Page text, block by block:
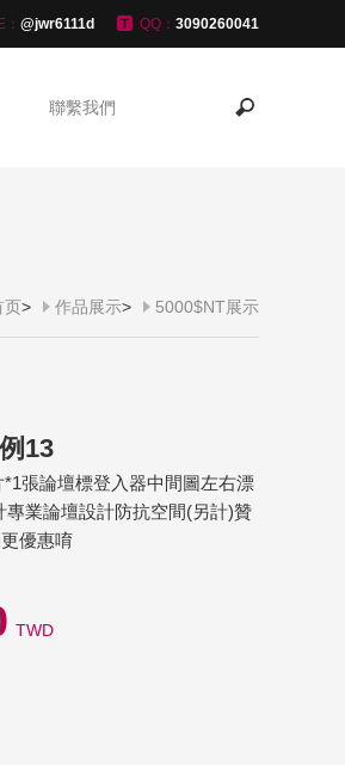
： @jwr6111d QQ： 3090260041
聯繫我們
页> 作品展示> 5000$NT展示
13
張論壇標登入器中間圖左右漂
業論壇設計防抗空間(另計)贊
優惠唷
TWD